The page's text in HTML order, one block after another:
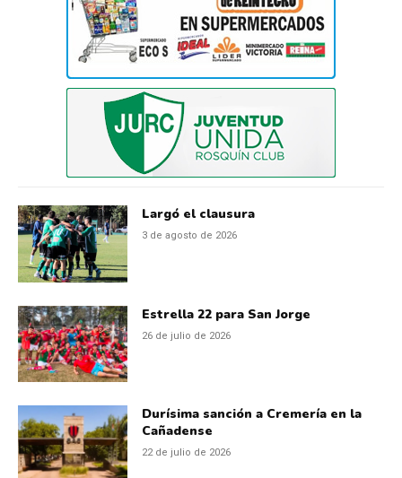
Largó el clausura
3 de agosto de 2026
Estrella 22 para San Jorge
26 de julio de 2026
Durísima sanción a Cremería en la
Cañadense
22 de julio de 2026